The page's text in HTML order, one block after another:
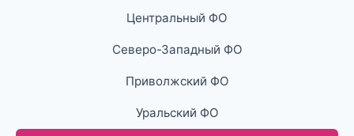
Центральный ФО
Северо-Западный ФО
Приволжский ФО
Уральский ФО